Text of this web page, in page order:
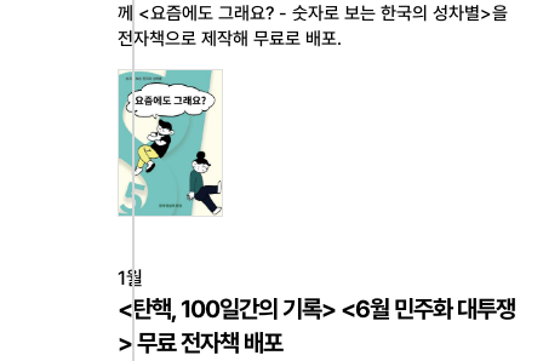
께 <요즘에도 그래요? - 숫자로 보는 한국의 성차별>을
전자책으로 제작해 무료로 배포.
1월
<탄핵, 100일간의 기록> <6월 민주화 대투쟁
> 무료 전자책 배포